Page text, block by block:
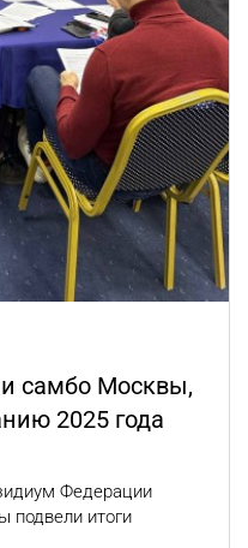
самбо Москвы,
2025 года
Федерации
итоги